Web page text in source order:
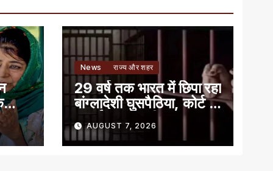
News राज्य और शहर
29 वर्ष तक भारत में छिपा रहा
बांग्लादेशी घुसपैठिया, कोर्ट ने
सुनाई 7 साल की सजा
AUGUST 7, 2026